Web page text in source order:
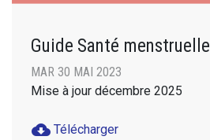
Guide Santé menstruelle
MAR 30 MAI 2023
Mise à jour décembre 2025
cloud_download Télécharger